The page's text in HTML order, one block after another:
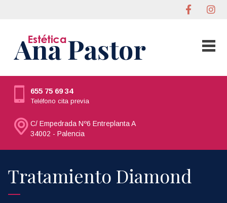
655 75 69 34
Teléfono cita previa
C/ Empedrada Nº6 Entreplanta A
34002 - Palencia
Tratamiento Diamond